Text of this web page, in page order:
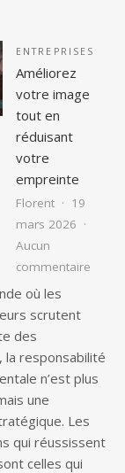
le code de
ENTREPRISES
Améliorez
votre image
tout en
réduisant
votre
empreinte
Florent
19
mars 2026
Aucun
commentaire
où les
scrutent
des
responsabilité
n’est plus
une
Les
qui réussissent
celles qui